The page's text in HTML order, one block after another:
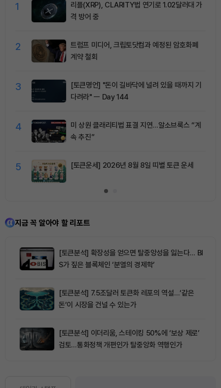
1
리플(XRP), CLARITY법 연기로 1.02달러대 가
격 방어 중
2
트럼프 미디어, 크립토닷컴과 예정된 암호화폐
계약 철회
3
[토큰명언] "돈이 길바닥에 널려 있을 때까지 기
다려라" ㅡ Day 144
4
미 상원 클래리티법 표결 지연…알소브룩스 “계
속 추진”
5 [토큰운세] 2026년 8월 8일 띠별 토큰 운세
지금 꼭 알아야 할 리포트
[토큰분석] 확장성을 얻으면 탈중앙성을 잃는다… BI
S가 짚은 블록체인 ‘분열의 경제학’
[토큰분석] 7.5조달러 토큰화 레포의 역설…‘같은
돈’이 시장을 건널 수 있는가
[토큰분석] 이더리움, 스테이킹 50%에 ‘보상 제로’
검토…통화정책 개편인가 탈중앙화 역행인가